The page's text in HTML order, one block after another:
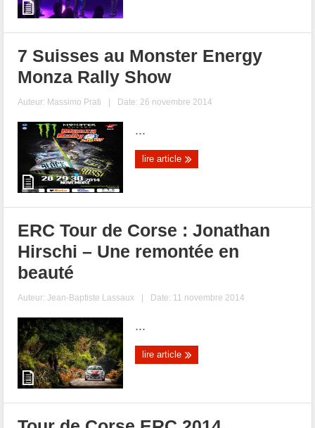
7 Suisses au Monster Energy
Monza Rally Show
Auteur: Massimo Prati | Date: 26 novembre 2014
...
lire article
ERC Tour de Corse : Jonathan
Hirschi – Une remontée en
beauté
Auteur:Jean-Baptiste Lassaux | Date: 11 novembre 2014
...
lire article